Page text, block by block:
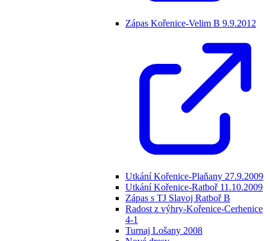
Zápas Kořenice-Velim B 9.9.2012
Utkání Kořenice-Plaňany 27.9.2009
Utkání Kořenice-Ratboř 11.10.2009
Zápas s TJ Slavoj Ratboř B
Radost z výhry-Kořenice-Cerhenice
4-1
Turnaj Lošany 2008